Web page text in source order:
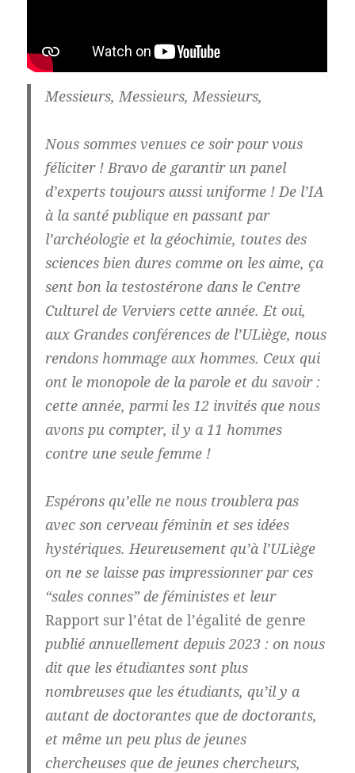
Messieurs, Messieurs, Messieurs,
Nous sommes venues ce soir pour vous
féliciter ! Bravo de garantir un panel
d’experts toujours aussi uniforme ! De l’IA
à la santé publique en passant par
l’archéologie et la géochimie, toutes des
sciences bien dures comme on les aime, ça
sent bon la testostérone dans le Centre
Culturel de Verviers cette année. Et oui,
aux Grandes conférences de l’ULiège, nous
rendons hommage aux hommes. Ceux qui
ont le monopole de la parole et du savoir :
cette année, parmi les 12 invités que nous
avons pu compter, il y a 11 hommes
contre une seule femme !
Espérons qu’elle ne nous troublera pas
avec son cerveau féminin et ses idées
hystériques. Heureusement qu’à l’ULiège
on ne se laisse pas impressionner par ces
“sales connes” de féministes et leur
Rapport sur l’état de l’égalité de genre
publié annuellement depuis 2023 : on nous
dit que les étudiantes sont plus
nombreuses que les étudiants, qu’il y a
autant de doctorantes que de doctorants,
et même un peu plus de jeunes
chercheuses que de jeunes chercheurs,